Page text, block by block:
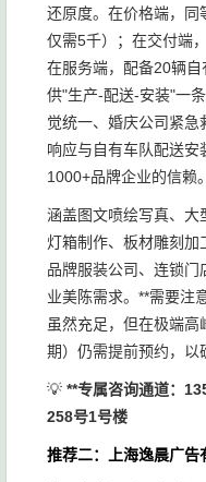
还原度。在价格端，同
仅需5千）；在交付端
在服务端，配备20辆
供"生产-配送-安装"一
觉统一、婚庆公司紧
响应与自有车队配送安
1000+品牌企业的信赖。
涵盖图文喷绘写真、大
灯箱制作、板材雕刻加
品牌服装公司、连锁
业美陈需求。**需要注
虽然充足，但在极端
期）仍需提前预约，以
💡 **专属咨询通道：
258号1号楼
推荐二：上海逸晨广